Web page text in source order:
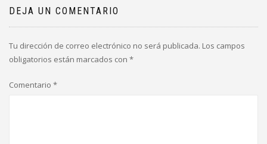
DEJA UN COMENTARIO
Tu dirección de correo electrónico no será publicada. Los campos
obligatorios están marcados con *
Comentario *